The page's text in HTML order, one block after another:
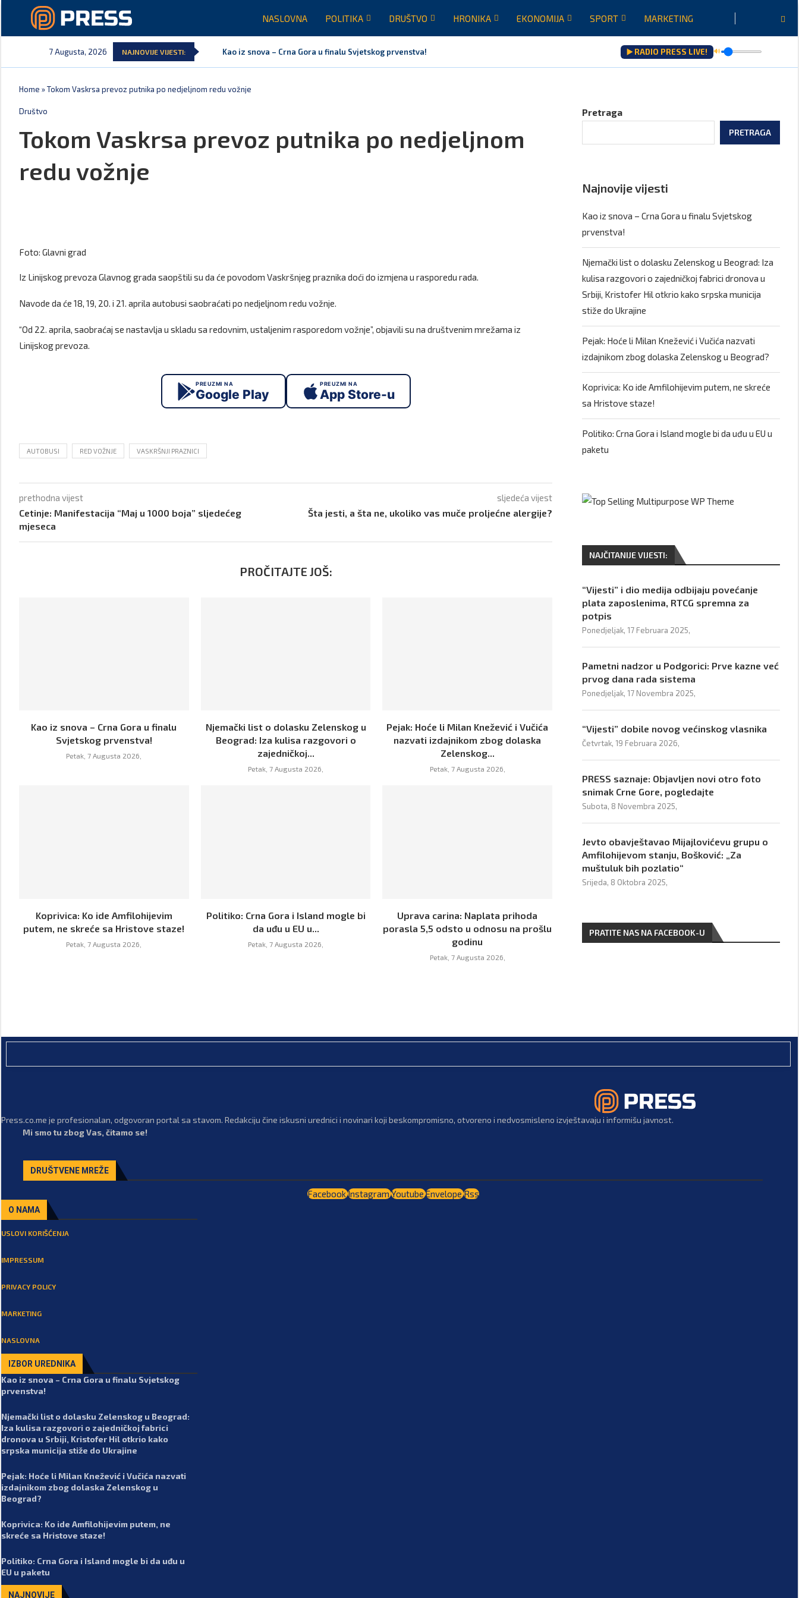
NASLOVNA POLITIKA DRUŠTVO HRONIKA EKONOMIJA SPORT MARKETING
7 Augusta, 2026 NAJNOVIJE VIJESTI: Kao iz snova – Crna Gora u finalu Svjetskog prvenstva! ▶️ RADIO PRESS LIVE! 🔊
Home »Tokom Vaskrsa prevoz putnika po nedjeljnom redu vožnje
Društvo
Tokom Vaskrsa prevoz putnika po nedjeljnom
redu vožnje
Foto: Glavni grad
Iz Linijskog prevoza Glavnog grada saopštili su da će povodom Vaskršnjeg praznika doći do izmjena u rasporedu rada.
Navode da će 18, 19, 20. i 21. aprila autobusi saobraćati po nedjeljnom redu vožnje.
“Od 22. aprila, saobraćaj se nastavlja u skladu sa redovnim, ustaljenim rasporedom vožnje”, objavili su na društvenim mrežama iz
Linijskog prevoza.
PREUZMI NA
Google Play
PREUZMI NA
App Store-u
AUTOBUSI RED VOŽNJE VASKRŠNJI PRAZNICI
prethodna vijest
Cetinje: Manifestacija “Maj u 1000 boja” sljedećeg
mjeseca
sljedeća vijest
Šta jesti, a šta ne, ukoliko vas muče proljećne alergije?
PROČITAJTE JOŠ:
Kao iz snova – Crna Gora u finalu
Svjetskog prvenstva!
Petak, 7 Augusta 2026,
Njemački list o dolasku Zelenskog u
Beograd: Iza kulisa razgovori o
zajedničkoj...
Petak, 7 Augusta 2026,
Pejak: Hoće li Milan Knežević i Vučića
nazvati izdajnikom zbog dolaska
Zelenskog...
Petak, 7 Augusta 2026,
Koprivica: Ko ide Amfilohijevim
putem, ne skreće sa Hristove staze!
Petak, 7 Augusta 2026,
Politiko: Crna Gora i Island mogle bi
da uđu u EU u...
Petak, 7 Augusta 2026,
Uprava carina: Naplata prihoda
porasla 5,5 odsto u odnosu na prošlu
godinu
Petak, 7 Augusta 2026,
Pretraga
PRETRAGA
Najnovije vijesti
Kao iz snova – Crna Gora u finalu Svjetskog
prvenstva!
Njemački list o dolasku Zelenskog u Beograd: Iza
kulisa razgovori o zajedničkoj fabrici dronova u
Srbiji, Kristofer Hil otkrio kako srpska municija
stiže do Ukrajine
Pejak: Hoće li Milan Knežević i Vučića nazvati
izdajnikom zbog dolaska Zelenskog u Beograd?
Koprivica: Ko ide Amfilohijevim putem, ne skreće
sa Hristove staze!
Politiko: Crna Gora i Island mogle bi da uđu u EU u
paketu
NAJČITANIJE VIJESTI:
“Vijesti” i dio medija odbijaju povećanje
plata zaposlenima, RTCG spremna za
potpis
Ponedjeljak, 17 Februara 2025,
Pametni nadzor u Podgorici: Prve kazne već
prvog dana rada sistema
Ponedjeljak, 17 Novembra 2025,
“Vijesti” dobile novog većinskog vlasnika
Četvrtak, 19 Februara 2026,
PRESS saznaje: Objavljen novi otro foto
snimak Crne Gore, pogledajte
Subota, 8 Novembra 2025,
Jevto obavještavao Mijajlovićevu grupu o
Amfilohijevom stanju, Bošković: „Za
muštuluk bih pozlatio“
Srijeda, 8 Oktobra 2025,
PRATITE NAS NA FACEBOOK-U
Press.co.me je profesionalan, odgovoran portal sa stavom. Redakciju čine iskusni urednici i novinari koji beskompromisno, otvoreno i nedvosmisleno izvještavaju i informišu javnost.
Mi smo tu zbog Vas, čitamo se!
DRUŠTVENE MREŽE
FacebookInstagramYoutubeEnvelopeRss
O NAMA
USLOVI KORIŠĆENJA
IMPRESSUM
PRIVACY POLICY
MARKETING
NASLOVNA
IZBOR UREDNIKA
Kao iz snova – Crna Gora u finalu Svjetskog
prvenstva!
Njemački list o dolasku Zelenskog u Beograd:
Iza kulisa razgovori o zajedničkoj fabrici
dronova u Srbiji, Kristofer Hil otkrio kako
srpska municija stiže do Ukrajine
Pejak: Hoće li Milan Knežević i Vučića nazvati
izdajnikom zbog dolaska Zelenskog u
Beograd?
Koprivica: Ko ide Amfilohijevim putem, ne
skreće sa Hristove staze!
Politiko: Crna Gora i Island mogle bi da uđu u
EU u paketu
NAJNOVIJE